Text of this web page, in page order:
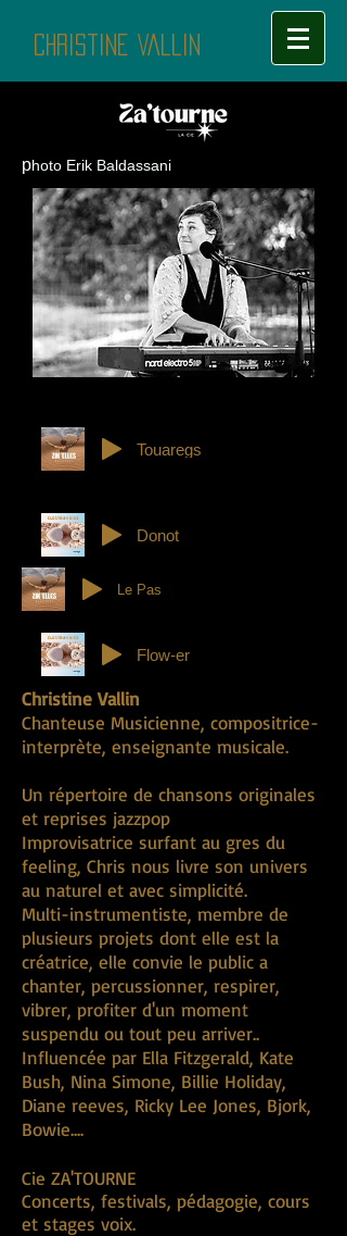
Christine Vallin
photo Erik Baldassani
Touaregs
Donot
Le Pas
Flow-er
Christine Vallin
Chanteuse Musicienne, compositrice-
interprète, enseignante musicale.
Un répertoire de chansons originales
et reprises jazzpop
Improvisatrice surfant au gres du
feeling, Chris nous livre son univers
au naturel et avec simplicité.
Multi-instrumentiste, membre de
plusieurs projets dont elle est la
créatrice, elle convie le public a
chanter, percussionner, respirer,
vibrer, profiter d'un moment
suspendu ou tout peu arriver..
Influencée par Ella Fitzgerald, Kate
Bush, Nina Simone, Billie Holiday,
Diane reeves, Ricky Lee Jones, Bjork,
Bowie....
Cie ZA'TOURNE
Concerts, festivals, pédagogie, cours
et stages voix.